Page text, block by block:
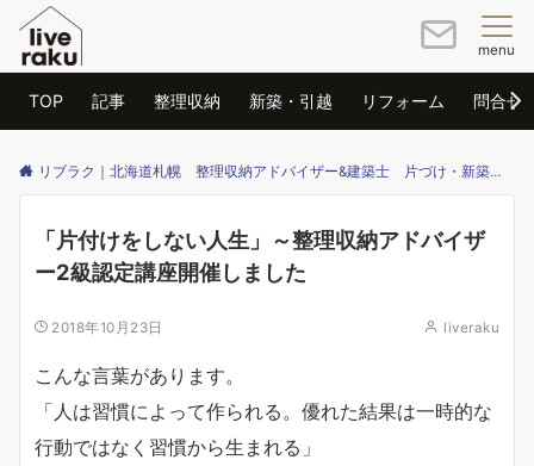
menu
TOP 記事 整理収納 新築・引越 リフォーム 問合せ
リブラク｜北海道札幌 整理収納アドバイザー&建築士 片づけ・新築・リフォームのご相談はリブラクまで
「片付けをしない人生」～整理収納アドバイザ
ー2級認定講座開催しました
2018年10月23日 liveraku
こんな言葉があります。
「人は習慣によって作られる。優れた結果は一時的な
行動ではなく習慣から生まれる」